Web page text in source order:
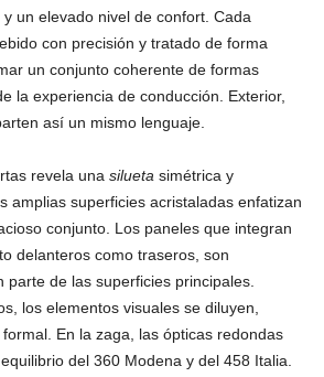
un elevado nivel de confort. Cada
con precisión y tratado de forma
un conjunto coherente de formas
la experiencia de conducción. Exterior,
así un mismo lenguaje.
revela una silueta simétrica y
amplias superficies acristaladas enfatizan
conjunto. Los paneles que integran
delanteros como traseros, son
de las superficies principales.
los elementos visuales se diluyen,
En la zaga, las ópticas redondas
del 360 Modena y del 458 Italia.